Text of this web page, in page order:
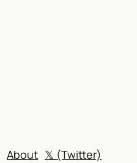
About 𝕏 (Twitter)